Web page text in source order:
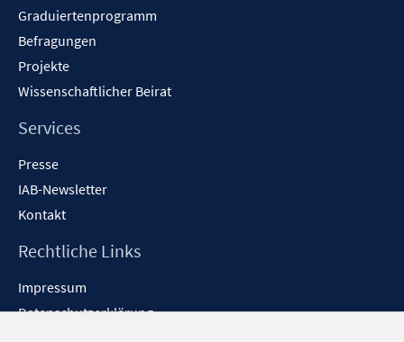
Graduiertenprogramm
Befragungen
Projekte
Wissenschaftlicher Beirat
Services
Presse
IAB-Newsletter
Kontakt
Rechtliche Links
Impressum
Datenschutzerklärung